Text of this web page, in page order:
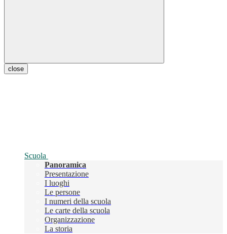
close
Scuola
Panoramica
Presentazione
I luoghi
Le persone
I numeri della scuola
Le carte della scuola
Organizzazione
La storia